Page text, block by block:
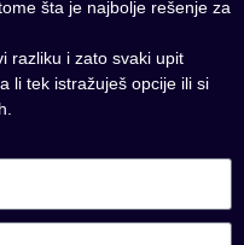
šta je najbolje rešenje za
razliku i zato svaki upit
li tek istražuješ opcije ili si